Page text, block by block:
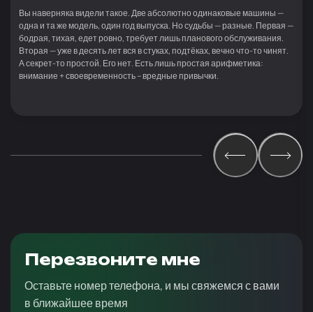
Вы наверняка видели такое. Две абсолютно одинаковые машины —
одна и та же модель, один год выпуска. Но судьбы — разные. Первая —
бодрая, тихая, едет ровно, требует лишь планового обслуживания.
Вторая — уже в десять лет вся в стуках, подтёках, вечно что-то чинят.
А секрет-то простой. Его нет. Есть лишь простая арифметика:
внимание + своевременность – вредные привычки.
Перезвоните мне
Оставьте номер телефона, и мы свяжемся с вами
в ближайшее время